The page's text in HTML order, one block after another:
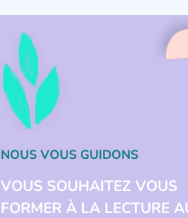
NOUS VOUS GUIDONS
VOUS SOUHAITEZ VOUS
FORMER À LA LECTURE